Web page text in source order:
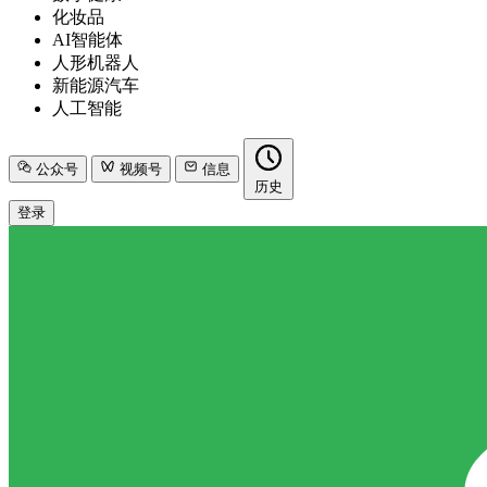
化妆品
AI智能体
人形机器人
新能源汽车
人工智能
公众号 视频号
信息
历史
登录